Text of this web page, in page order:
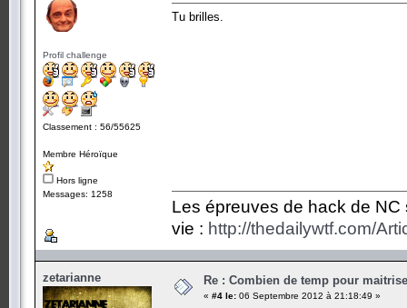
Profil challenge
Classement : 56/55625
Membre Héroïque
Hors ligne
Messages: 1258
Tu brilles.
Les épreuves de hack de
vie : http://thedailywtf.com/
zetarianne Re : Combien de temp pour
« #4 le: 06 Septembre 2012 à 21:18:49 »